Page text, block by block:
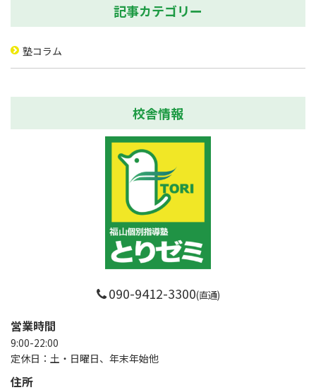
記事カテゴリー
塾コラム
校舎情報
090-9412-3300(直通)
営業時間
9:00-22:00
定休日：土・日曜日、年末年始他
住所